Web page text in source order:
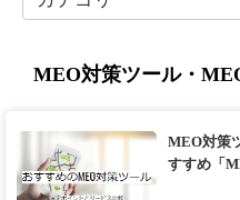
MEO対策ツール・
MEO対策
すすめ「